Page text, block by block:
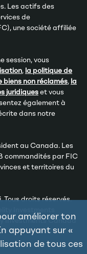
améliorer ton
appuyant sur «
de tous ces
Les actifs des
de
une société affiliée
session, vous
, la politique de
biens non réclamés, la
juridiques et vous
également à
dans notre
au Canada. Les
commandités par FIC
et territoires du
droits réservés.
Investments Canada